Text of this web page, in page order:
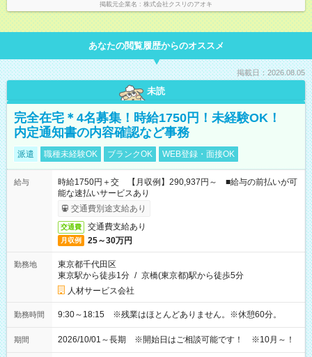
掲載元企業名 株式会社クスリのアオキ
あなたの閲覧履歴からのオススメ
掲載日：2026.08.05
未読
完全在宅＊4名募集！時給1750円！未経験OK！
内定通知書の内容確認など事務
派遣 職種未経験OK ブランクOK WEB登録・面接OK
給与
時給1750円＋交 【月収例】290,937円～ ■給与の前払いが可
能な速払いサービスあり
交通費別途支給あり
交通費 交通費支給あり
月収例 25～30万円
勤務地
東京都千代田区
東京駅から徒歩1分 / 京橋(東京都)駅から徒歩5分
人材サービス会社
勤務時間 9:30～18:15 ※残業はほとんどありません。※休憩60分。
期間 2026/10/01～長期 ※開始日はご相談可能です！ ※10月～！